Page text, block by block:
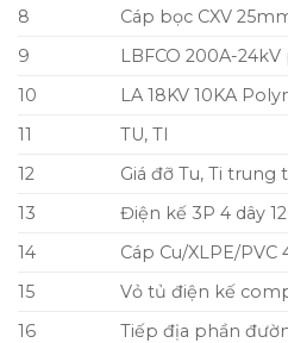
8
Cáp bọc CXV
9
LBFCO 200A-
10
LA 18KV 10KA
11
TU, TI
12
Giá đỡ Tu, Ti trung
13
Điện kế 3P 4 dây
14
Cáp Cu/XLPE/PVC
15
Vỏ tủ điện kế
16
Tiếp địa phần